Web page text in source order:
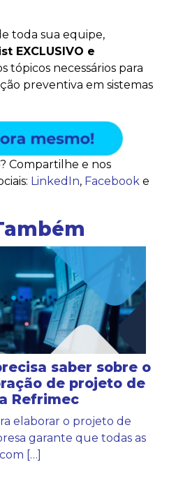
toda sua equipe,
EXCLUSIVO e
tópicos necessários para
preventiva em sistemas
Compartilhe e nos
LinkedIn, Facebook e
saber sobre o
de projeto de
Refrimec
elaborar o projeto de
garante que todas as
[…]